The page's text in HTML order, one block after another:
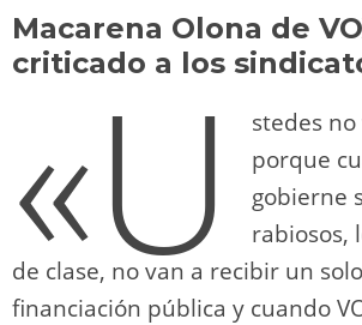
o m p o
k
Macarena Olona de
criticado a los
«U
stedes
porque
gobierne
rabiosos,
de clase, no van a recibir un
financiación pública y cuando